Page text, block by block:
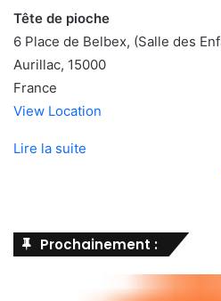
sociétés
Tête de pioche
6 Place de Belbex (Salle des
Aurillac, 15000
France
View Location
Lire la suite
Prochainement :